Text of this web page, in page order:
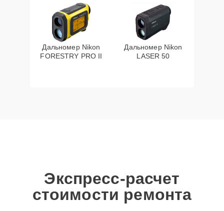
Дальномер Nikon
FORESTRY PRO II
Дальномер Nikon
LASER 50
Экспресс-расчет
стоимости ремонта